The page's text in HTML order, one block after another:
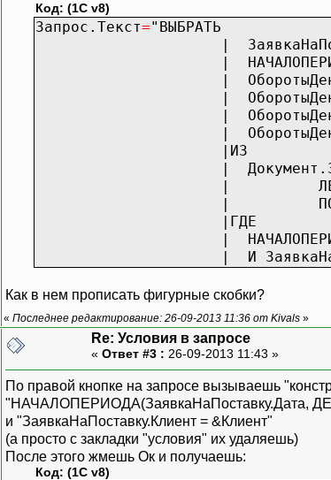
Код: (1C v8)
Запрос.Текст="ВЫБРАТЬ
|
|
|
|
|
|
|ИЗ
|
| ЛЕВОЕ СОЕДИНЕНИЕ
| ПО
|ГДЕ
|
| И
Как в нем прописать фигурные скобки?
« Последнее редактирование: 26-09-2013 11:36 от Kivals »
Re: Условия в запросе
« Ответ #3 : 26-09-2013 11:43 »
По правой кнопке на запросе вызываешь
"НАЧАЛОПЕРИОДА(ЗаявкаНаПоставку.Дата,
и "ЗаявкаНаПоставку.Клиент = &Клиент"
(а просто с закладки "условия" их удаляешь)
После этого жмешь Ок и получаешь:
Код: (1C v8)